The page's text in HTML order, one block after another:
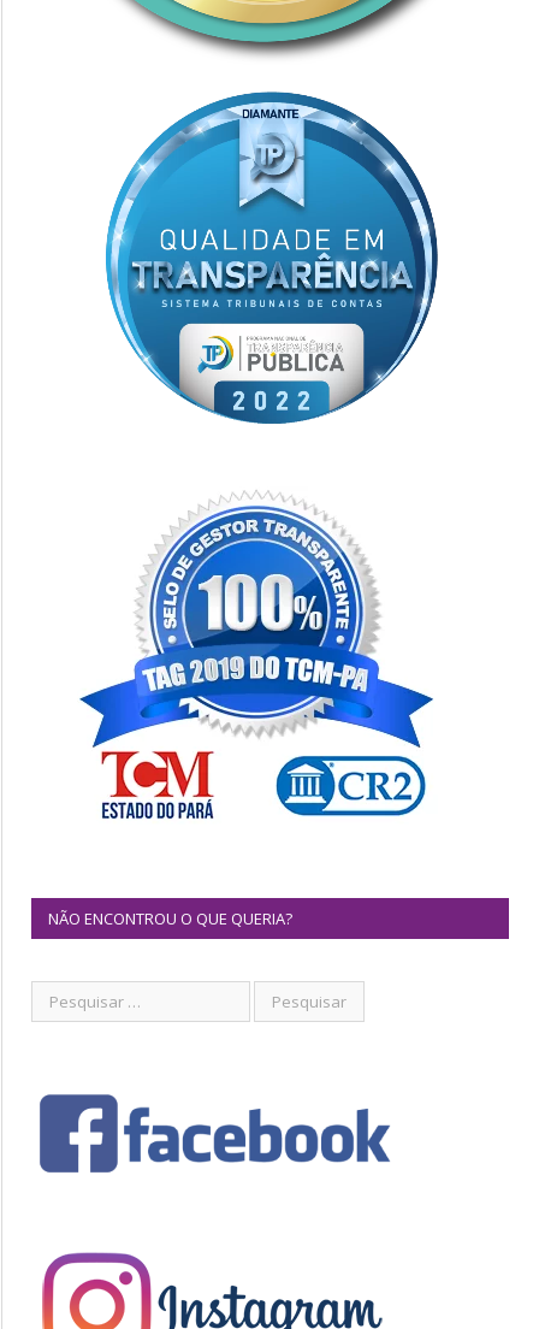
NÃO ENCONTROU O QUE QUERIA?